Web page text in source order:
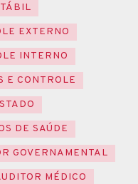
EXTERNO
INTERNO
E CONTROLE
DE SAÚDE
GOVERNAMENTAL
MÉDICO